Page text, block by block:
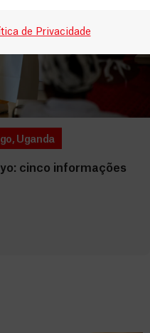
de Privacidade
, Uganda
cinco informações